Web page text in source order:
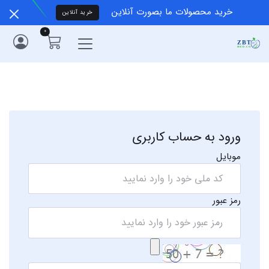
خرید محصولات ما بصورت آنلاین خرید آنلاین
0
ورود به حساب کاربری
موبایل
رمز عبور